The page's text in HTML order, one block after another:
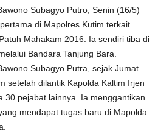
Subagyo Putro, Senin (16/5)
di Mapolres Kutim terkait
Mahakam 2016. Ia sendiri tiba di
Bandara Tanjung Bara.
Subagyo Putra, sejak Jumat
setelah dilantik Kapolda Kaltim Irjen
30 pejabat lainnya. Ia menggantikan
mendapat tugas baru di Mapolda